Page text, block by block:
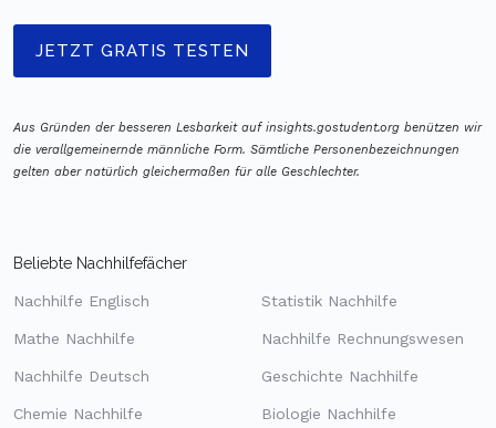
JETZT GRATIS TESTEN
Aus Gründen der besseren Lesbarkeit auf insights.gostudent.org benützen wir
die verallgemeinernde männliche Form. Sämtliche Personenbezeichnungen
gelten aber natürlich gleichermaßen für alle Geschlechter.
Beliebte Nachhilfefächer
Nachhilfe Englisch
Mathe Nachhilfe
Nachhilfe Deutsch
Chemie Nachhilfe
Statistik Nachhilfe
Nachhilfe Rechnungswesen
Geschichte Nachhilfe
Biologie Nachhilfe